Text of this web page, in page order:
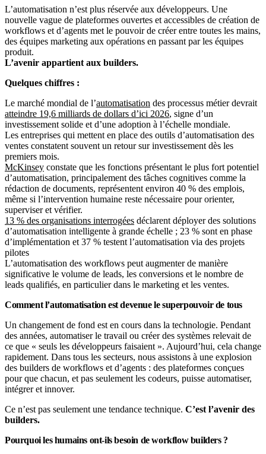
L’automatisation n’est plus réservée aux développeurs. Une
nouvelle vague de plateformes ouvertes et accessibles de création de
workflows et d’agents met le pouvoir de créer entre toutes les mains,
des équipes marketing aux opérations en passant par les équipes
produit.
L’avenir appartient aux builders.
Quelques chiffres :
Le marché mondial de l’automatisation des processus métier devrait
atteindre 19,6 milliards de dollars d’ici 2026, signe d’un
investissement solide et d’une adoption à l’échelle mondiale.
Les entreprises qui mettent en place des outils d’automatisation des
ventes constatent souvent un retour sur investissement dès les
premiers mois.
McKinsey constate que les fonctions présentant le plus fort potentiel
d’automatisation, principalement des tâches cognitives comme la
rédaction de documents, représentent environ 40 % des emplois,
même si l’intervention humaine reste nécessaire pour orienter,
superviser et vérifier.
13 % des organisations interrogées déclarent déployer des solutions
d’automatisation intelligente à grande échelle ; 23 % sont en phase
d’implémentation et 37 % testent l’automatisation via des projets
pilotes
L’automatisation des workflows peut augmenter de manière
significative le volume de leads, les conversions et le nombre de
leads qualifiés, en particulier dans le marketing et les ventes.
Comment l’automatisation est devenue le superpouvoir de tous
Un changement de fond est en cours dans la technologie. Pendant
des années, automatiser le travail ou créer des systèmes relevait de
ce que « seuls les développeurs faisaient ». Aujourd’hui, cela change
rapidement. Dans tous les secteurs, nous assistons à une explosion
des builders de workflows et d’agents : des plateformes conçues
pour que chacun, et pas seulement les codeurs, puisse automatiser,
intégrer et innover.
Ce n’est pas seulement une tendance technique. C’est l’avenir des
builders.
Pourquoi les humains ont-ils besoin de workflow builders ?